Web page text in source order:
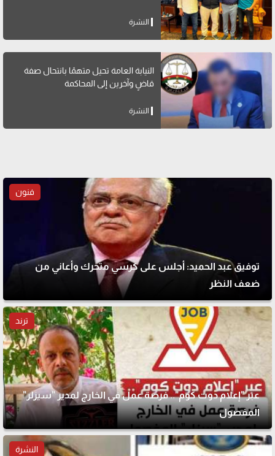
النشرة
النيابة العامة تحيل متهمًا بانتحال صفة
قاضٍ وآخرين إلى المحاكمة
النشرة
فنون
توفيق عبد الحميد: أجلس على كرسي متحرك وأعاني من
ضعف النظر
ترند
عبر "إعلام دوت كوم".. فرصة عمل في الخارج لمدير "سيزلر"
المفصول
النشرة